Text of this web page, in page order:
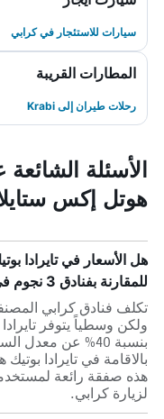
سيارات للاستئجار في كرابي
المطارات القريبة
رحلات طيران إلى Krabi
الأسئلة
هوتل إكس
هل الأسعار في تايرادا
للمقارنة بفنادق 3 نجوم في كرابي؟
ولكن وسطياً يتوفر
بنسبة 40% عن
لزيارة كرابي.